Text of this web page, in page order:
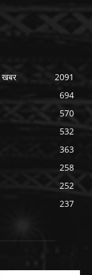
खबर
2091
694
570
532
363
258
252
237